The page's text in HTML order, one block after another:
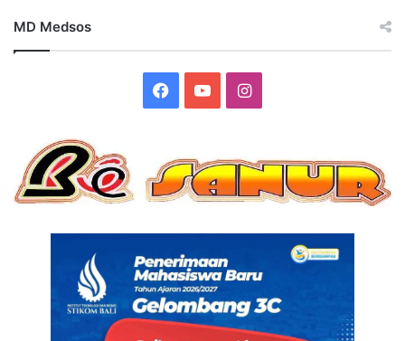
MD Medsos
Facebook
YouTubeInstagram